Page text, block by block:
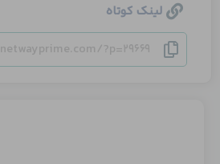
لینک کوتاه
netwayprime.com/?p=29669